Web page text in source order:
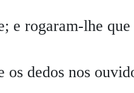
e rogaram-lhe que
dedos nos